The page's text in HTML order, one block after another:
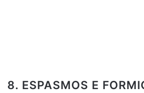
8. ESPASMOS E